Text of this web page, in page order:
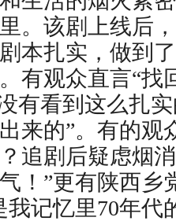
。该剧上线后
本扎实，做到
有观众直言“找
有看到这么扎
来的”。有的观
追剧后疑虑烟
！”更有陕西乡
我记忆里70年代